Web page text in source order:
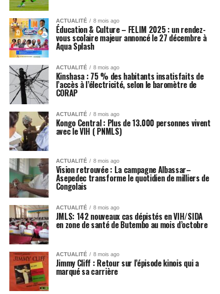
ACTUALITÉ 8 mois ago
Éducation & Culture – FELIM 2025 : un rendez-
vous scolaire majeur annoncé le 27 décembre à
Aqua Splash
ACTUALITÉ 8 mois ago
Kinshasa : 75 % des habitants insatisfaits de
l’accès à l’électricité, selon le baromètre de
CORAP
ACTUALITÉ 8 mois ago
Kongo Central : Plus de 13.000 personnes vivent
avec le VIH ( PNMLS)
ACTUALITÉ 8 mois ago
Vision retrouvée : La campagne Albassar–
Asepedec transforme le quotidien de milliers de
Congolais
ACTUALITÉ 8 mois ago
JMLS: 142 nouveaux cas dépistés en VIH/SIDA
en zone de santé de Butembo au mois d’octobre
ACTUALITÉ 8 mois ago
Jimmy Cliff : Retour sur l’épisode kinois qui a
marqué sa carrière